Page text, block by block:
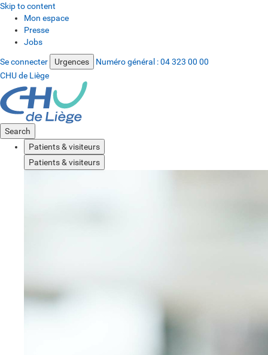
Skip to content
Mon espace
Presse
Jobs
Se connecter Urgences Numéro général :04 323 00 00
CHU de Liège
Search
Patients & visiteurs
Patients & visiteurs